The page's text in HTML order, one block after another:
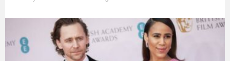
ñ
o
s